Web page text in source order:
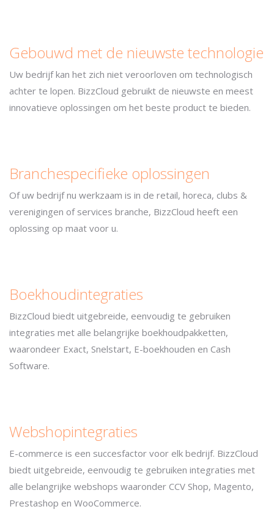
Gebouwd met de nieuwste technologie
Uw bedrijf kan het zich niet veroorloven om technologisch
achter te lopen. BizzCloud gebruikt de nieuwste en meest
innovatieve oplossingen om het beste product te bieden.
Branchespecifieke oplossingen
Of uw bedrijf nu werkzaam is in de retail, horeca, clubs &
verenigingen of services branche, BizzCloud heeft een
oplossing op maat voor u.
Boekhoudintegraties
BizzCloud biedt uitgebreide, eenvoudig te gebruiken
integraties met alle belangrijke boekhoudpakketten,
waarondeer Exact, Snelstart, E-boekhouden en Cash
Software.
Webshopintegraties
E-commerce is een succesfactor voor elk bedrijf. BizzCloud
biedt uitgebreide, eenvoudig te gebruiken integraties met
alle belangrijke webshops waaronder CCV Shop, Magento,
Prestashop en WooCommerce.